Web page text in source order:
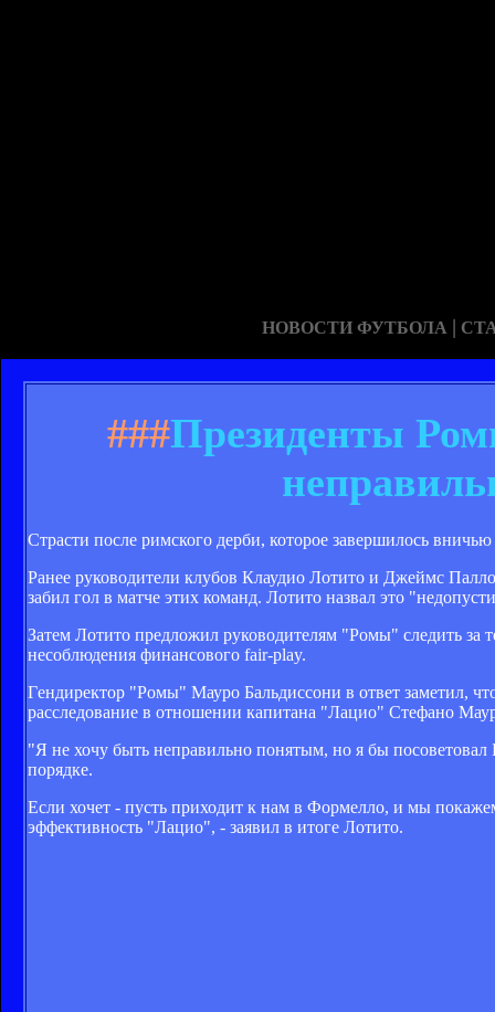
НОВОСТИ ФУТБОЛА |
###Президенты
Страсти после римского дерби, которое завершилось
Ранее руководители клубов Клаудио Лотито и Джеймс
забил гол в матче этих команд. Лотито назвал это
Затем Лотито предложил руководителям "Ромы" следить
несоблюдения финансового fair-play.
Гендиректор "Ромы" Мауро Бальдиссони в ответ заметил,
расследование в отношении капитана "Лацио" Стефано
"Я не хочу быть неправильно понятым, но я бы посоветовал
порядке.
Если хочет - пусть приходит к нам в Формелло, и мы
эффективность "Лацио", - заявил в итоге Лотито.